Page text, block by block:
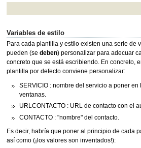
Variables de estilo
Para cada plantilla y estilo existen una serie de
pueden (se deben) personalizar para adecuar
concreto que se está escribiendo. En concreto,
plantilla por defecto conviene personalizar:
SERVICIO : nombre del servicio a poner
ventanas.
URLCONTACTO : URL de contacto con el
CONTACTO : "nombre" del contacto.
Es decir, habría que poner al principio de cada
así como (¡los valores son inventados!):